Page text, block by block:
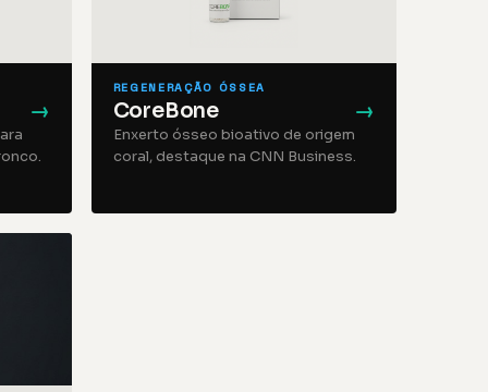
→
REGENERAÇÃO ÓSSEA
CoreBone →
Enxerto ósseo bioativo de origem
coral, destaque na CNN Business.